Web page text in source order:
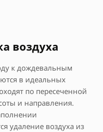
воздуха
к дождевальным
в идеальных
по пересеченной
и направления.
удаление воздуха из